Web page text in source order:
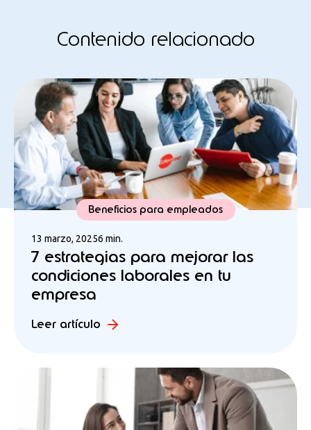
Contenido relacionado
Beneficios para empleados
13 marzo, 20256 min.
7 estrategias para mejorar las
condiciones laborales en tu
empresa
Leer artículo